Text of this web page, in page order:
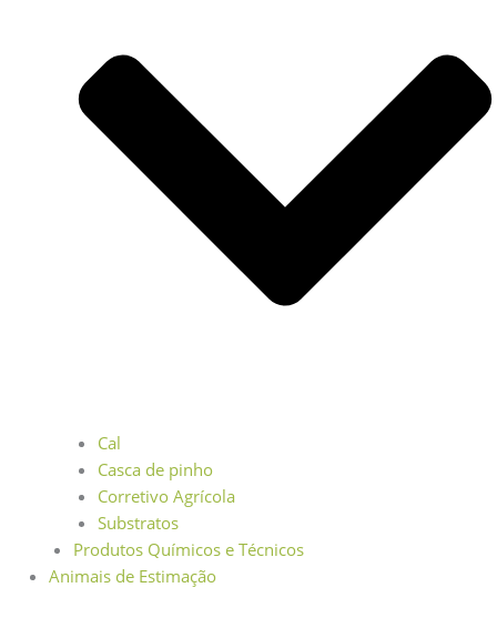
Cal
Casca de pinho
Corretivo Agrícola
Substratos
Produtos Químicos e Técnicos
Animais de Estimação